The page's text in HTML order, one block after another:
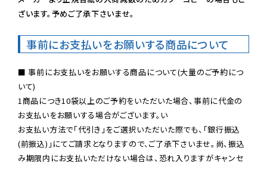
ざいます。予めご了承下さいませ。
事前にお支払いをお願いする商品について
■ 事前にお支払いをお願いする商品について(大量のご予約につ
いて)
1商品につき10袋以上のご予約をいただいた場合、事前に代金の
お支払いをお願いする場合がございます。い
お支払い方法で「代引き」をご選択いただいた際でも、「銀行振込
(前振込)」にてご請求となりますので、ご了承下さいませ。尚、振込
み期限内にお支払いただけない場合は、恐れ入りますがキャンセ